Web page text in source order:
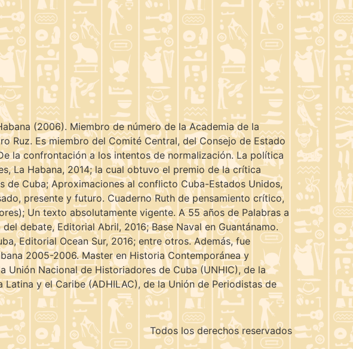
(2006). Miembro de número de la Academia de la
Ruz. Es miembro del Comité Central, del Consejo de Estado
la confrontación a los intentos de normalización. La política
La Habana, 2014; la cual obtuvo el premio de la crítica
Cuba; Aproximaciones al conflicto Cuba-Estados Unidos,
presente y futuro. Cuaderno Ruth de pensamiento crítico,
Un texto absolutamente vigente. A 55 años de Palabras a
debate, Editorial Abril, 2016; Base Naval en Guantánamo.
Editorial Ocean Sur, 2016; entre otros. Además, fue
2005-2006. Master en Historia Contemporánea y
Unión Nacional de Historiadores de Cuba (UNHIC), de la
y el Caribe (ADHILAC), de la Unión de Periodistas de
Todos los derechos reservados